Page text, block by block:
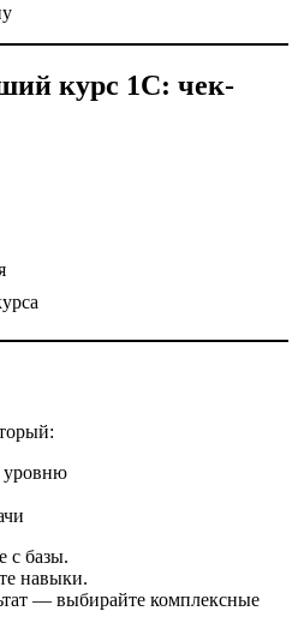
курс 1С: чек-
уровню
с базы.
навыки.
— выбирайте комплексные